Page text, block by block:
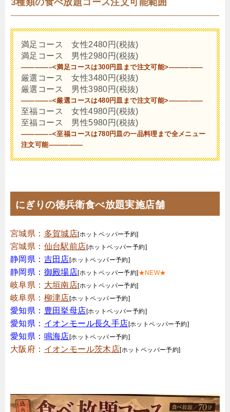
3種類の食べ放題コース注文可能範囲
満足コース 女性2480円(税抜)
満足コース 男性2980円(税抜)
————–<満足コースは300円皿まで注文可能>—————
厳選コース 女性3480円(税抜)
厳選コース 男性3980円(税抜)
————–<厳選コースは480円皿まで注文可能>—————
至福コース 女性4980円(税抜)
至福コース 男性5980円(税抜)
————–<至福コースは780円皿の一品料理まで全メニュー
注文可能—————
にぎりの徳兵衛食べ放題実施店舗
宮城県： 多賀城店[ホットペッパー予約]
宮城県： 仙台駅前店[ホットペッパー予約]
静岡県： 吉田店[ホットペッパー予約]
静岡県： 御殿場店[ホットペッパー予約] ★NEW★
岐阜県： 大垣南店[ホットペッパー予約]
岐阜県： 柳津店[ホットペッパー予約]
愛知県： 豊田挙母店[ホットペッパー予約]
愛知県： イオンモール長久手店[ホットペッパー予約]
愛知県： 鳴海店[ホットペッパー予約]
大阪府： イオンモール茨木店[ホットペッパー予約]